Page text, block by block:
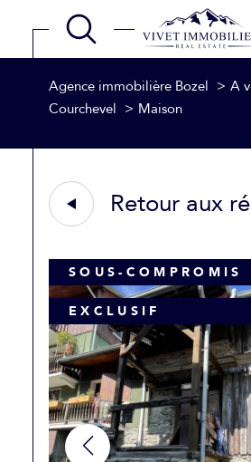
Agence immobilière Bozel
A
Courchevel
Maison
Retour aux
SOUS-COMPROMIS
EXCLUSIF